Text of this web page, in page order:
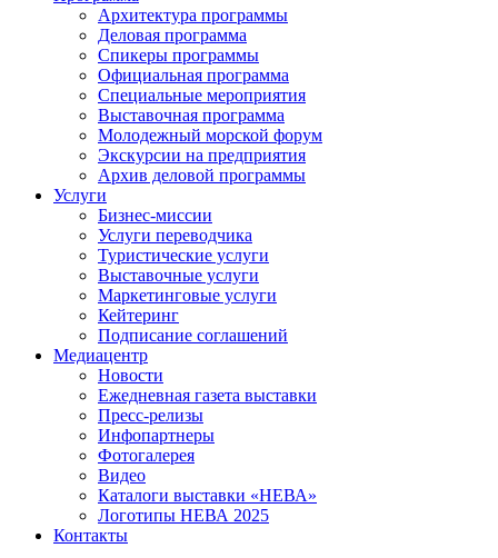
Архитектура программы
Деловая программа
Спикеры программы
Официальная программа
Специальные мероприятия
Выставочная программа
Молодежный морской форум
Экскурсии на предприятия
Архив деловой программы
Услуги
Бизнес-миссии
Услуги переводчика
Туристические услуги
Выставочные услуги
Маркетинговые услуги
Кейтеринг
Подписание соглашений
Медиацентр
Новости
Ежедневная газета выставки
Пресс-релизы
Инфопартнеры
Фотогалерея
Видео
Каталоги выставки «НЕВА»
Логотипы НЕВА 2025
Контакты